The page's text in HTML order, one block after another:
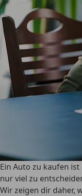
Ein Auto zu kaufen
nur viel zu
Wir zeigen dir daher,